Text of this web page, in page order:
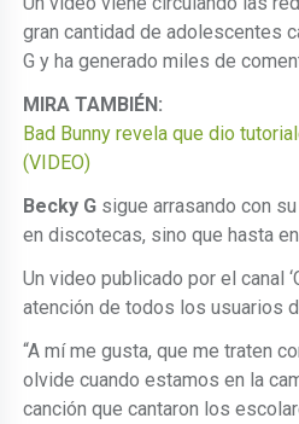
gran cantidad de adolescentes
G y ha generado miles de
MIRA TAMBIÉN:
Bad Bunny revela que dio
(VIDEO)
Becky G sigue arrasando con
en discotecas, sino que hasta
Un video publicado por el canal
atención de todos los usuarios
“A mí me gusta, que me traten
olvide cuando estamos en la
canción que cantaron los